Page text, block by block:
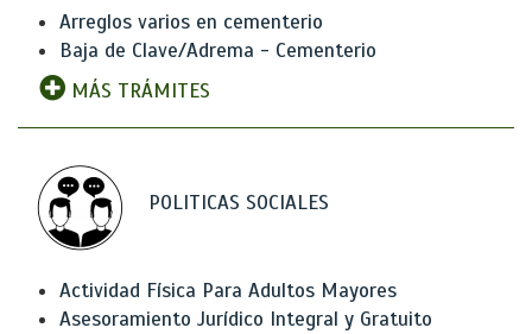
Arreglos varios en cementerio
Baja de Clave/Adrema - Cementerio
MÁS TRÁMITES
POLITICAS SOCIALES
Actividad Física Para Adultos Mayores
Asesoramiento Jurídico Integral y Gratuito